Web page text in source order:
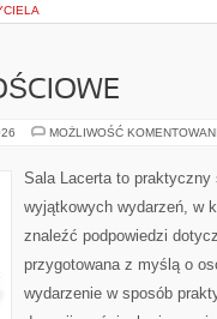
MOŻLIWOŚĆ
Sala Lacerta to praktyczny
wyjątkowych wydarzeń, w
znaleźć podpowiedzi
przygotowana z myślą o
wydarzenie w sposób